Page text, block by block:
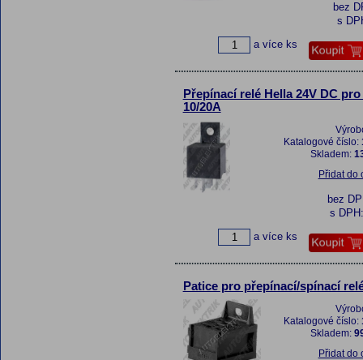
bez
s
a více ks
Přepínací relé Hella 24V DC
10/20A
Katalogové číslo:
Skladem:
Přidat do
bez
s
a více ks
Patice pro přepínací/spínací
Katalogové číslo:
Skladem:
Přidat do